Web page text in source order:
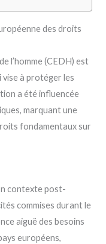
des droits
l’homme (CEDH) est
à protéger les
a été influencée
marquant une
fondamentaux sur
contexte post-
commises durant le
aiguë des besoins
européens,